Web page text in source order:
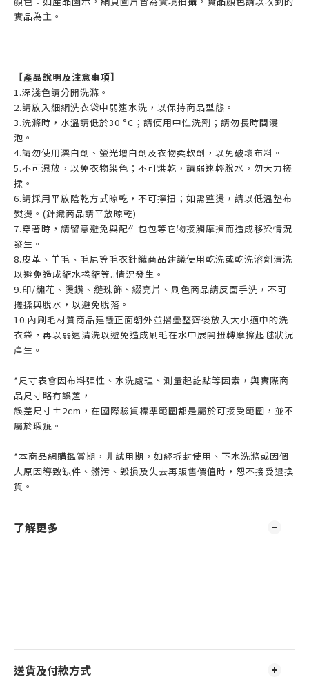
實品為主。
----------------------------------------------------
【產品說明及注意事項】
1.深淺色請分開洗滌。
2.請放入細網洗衣袋中弱速水洗，以保持商品型態。
3.洗滌時，水溫請低於30 °C；請使用中性洗劑；請勿長時間浸
泡。
4.請勿使用漂白劑、螢光增白劑及衣物柔軟劑，以免破壞布料。
5.不可濕放，以免衣物染色；不可烘乾，請弱速輕脫水，勿大力搓
揉。
6.請採用平放陰乾方式晾乾，不可擰扭；如需整燙，請以低溫墊布
熨燙。(針織商品請平放晾乾)
7.穿著時，請留意避免與配件包包等它物接觸摩擦而造成移染情況
發生。
8.皮革、羊毛、毛尼等毛衣針織商品建議使用乾洗或乾洗溶劑清洗
以避免造成縮水捲縮等..情況發生。
9.印/繡花、燙鑽、縫珠飾、綴亮片、刷色商品請反面手洗，不可
搓揉與脫水，以避免脫落。
10.內刷毛材質商品建議正面朝外並摺疊整齊後放入大小適中的洗
衣袋，再以弱速清洗以避免造成刷毛在水中展開扭轉摩擦起毬狀況
產生。
*尺寸表會因布料彈性、水洗處理、測量起訖點等因素，與實際商
品尺寸略有誤差，
誤差尺寸±2cm，在國際驗貨標準範圍都是屬於可接受範圍，並不
屬於瑕疵。
*本商品網購鑑賞期，非試用期，如經拆封使用、下水洗滌或因個
人原因導致缺件、髒污、毀損及失去再販售價值時，恕不接受退換
貨。
了解更多
送貨及付款方式